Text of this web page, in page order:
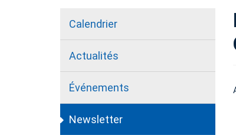
Calendrier
Actualités
Événements
Newsletter